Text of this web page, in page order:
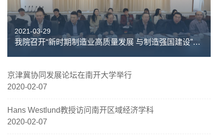
2021-03-29
我院召开“新时期制造业高质量发展 与制造强国建设”高端论坛
京津冀协同发展论坛在南开大学举行
2020-02-07
Hans Westlund教授访问南开区域经济学科
2020-02-07